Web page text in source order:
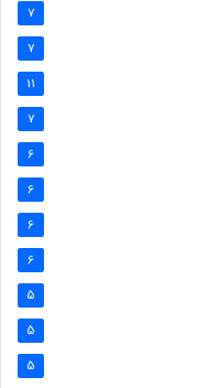
7
7
11
7
6
6
6
6
5
5
5